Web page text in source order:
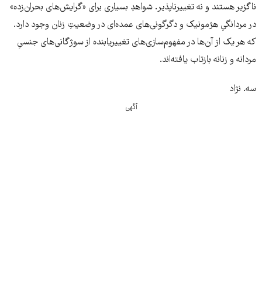
ناگزیر هستند و نه تغییرناپذیر. شواهدِ بسیاری برای «گرایش‌های بحران‌زده»
در مردانگیِ هژمونیک و دگرگونی‌های عمده‌ای در وضعیتِ زنان وجود دارد.
که هر یک از آن‌ها در مفهوم‌سازی‌های تغییریابنده از سوژگانی‌های جنسیِ
مردانه و زنانه بازتاب یافته‌اند.
سه. نژاد
آگهی